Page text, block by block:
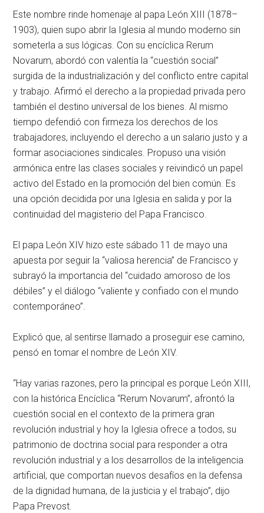
Este nombre rinde homenaje al papa León XIII (1878–
1903), quien supo abrir la Iglesia al mundo moderno sin
someterla a sus lógicas. Con su encíclica Rerum
Novarum, abordó con valentía la “cuestión social”
surgida de la industrialización y del conflicto entre capital
y trabajo. Afirmó el derecho a la propiedad privada pero
también el destino universal de los bienes. Al mismo
tiempo defendió con firmeza los derechos de los
trabajadores, incluyendo el derecho a un salario justo y a
formar asociaciones sindicales. Propuso una visión
armónica entre las clases sociales y reivindicó un papel
activo del Estado en la promoción del bien común. Es
una opción decidida por una Iglesia en salida y por la
continuidad del magisterio del Papa Francisco.
El papa León XIV hizo este sábado 11 de mayo una
apuesta por seguir la “valiosa herencia” de Francisco y
subrayó la importancia del “cuidado amoroso de los
débiles” y el diálogo “valiente y confiado con el mundo
contemporáneo”.
Explicó que, al sentirse llamado a proseguir ese camino,
pensó en tomar el nombre de León XIV.
“Hay varias razones, pero la principal es porque León XIII,
con la histórica Encíclica “Rerum Novarum”, afrontó la
cuestión social en el contexto de la primera gran
revolución industrial y hoy la Iglesia ofrece a todos, su
patrimonio de doctrina social para responder a otra
revolución industrial y a los desarrollos de la inteligencia
artificial, que comportan nuevos desafíos en la defensa
de la dignidad humana, de la justicia y el trabajo”, dijo
Papa Prevost.